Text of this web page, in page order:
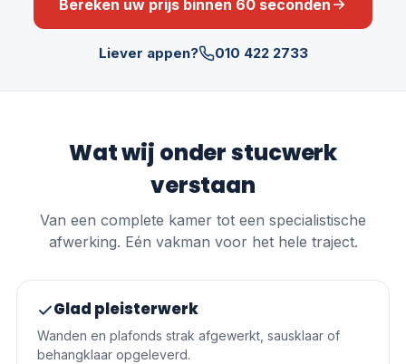
Bereken uw prijs binnen 60 seconden
Liever appen? 010 422 2733
Wat wij onder stucwerk
verstaan
Van een complete kamer tot een specialistische
afwerking. Eén vakman voor het hele traject.
Glad pleisterwerk
Wanden en plafonds strak afgewerkt, sausklaar of
behangklaar opgeleverd.